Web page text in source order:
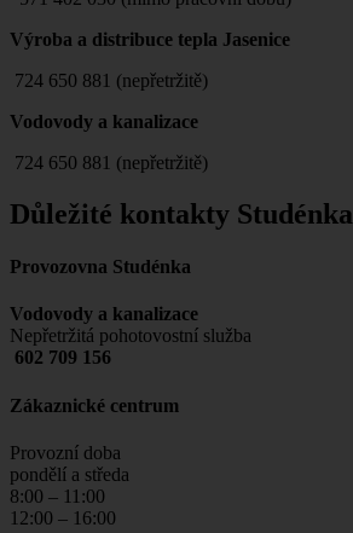
Výroba a distribuce tepla Jasenice
724 650 881 (nepřetržitě)
Vodovody a kanalizace
724 650 881 (nepřetržitě)
Důležité kontakty Studénka
Provozovna Studénka
Vodovody a kanalizace
Nepřetržitá pohotovostní služba
602 709 156
Zákaznické centrum
Provozní doba
pondělí a středa
8:00 – 11:00
12:00 – 16:00